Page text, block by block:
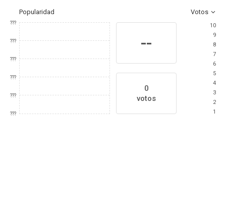
Popularidad Votos
???
???
???
???
???
???
--
0
votos
10
9
8
7
6
5
4
3
2
1